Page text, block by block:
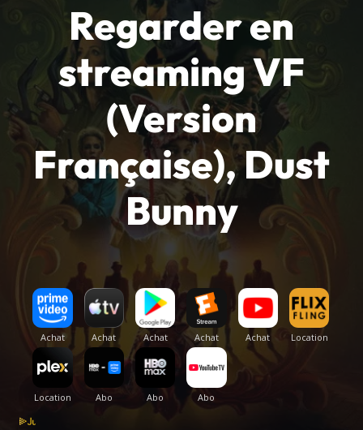
Regarder en
streaming VF
(Version
Française), Dust
Bunny